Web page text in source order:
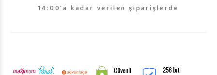
14:00'a kadar verilen şiparişlerde